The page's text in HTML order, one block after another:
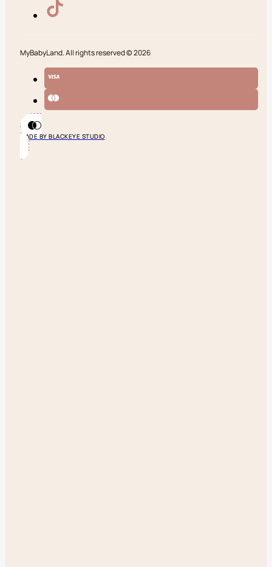
MyBabyLand. All rights reserved © 2026
MADE BY BLACKEYE STUDIO